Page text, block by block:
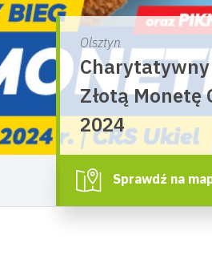
Olsztyn
Charytatywny
Złotą Monetę
2024
Sprawdź na